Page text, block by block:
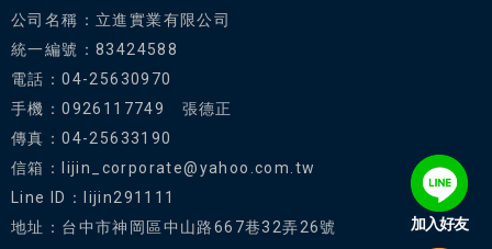
加入好友
公司名稱：立進實業有限公司
統一編號：83424588
電話：04-25630970
手機：0926117749 張德正
傳真：04-25633190
信箱：lijin_corporate@yahoo.com.tw
Line ID：lijin291111
地址：台中市神岡區中山路667巷32弄26號